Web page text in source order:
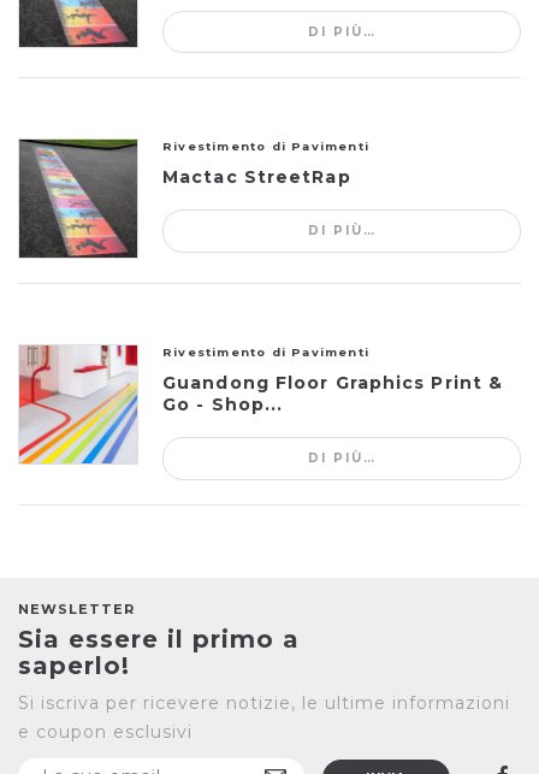
DI PIÙ…
Rivestimento di Pavimenti
Mactac StreetRap
DI PIÙ…
Rivestimento di Pavimenti
Guandong Floor Graphics Print &
Go - Shop...
DI PIÙ…
NEWSLETTER
Sia essere il primo a
saperlo!
Si iscriva per ricevere notizie, le ultime informazioni
e coupon esclusivi